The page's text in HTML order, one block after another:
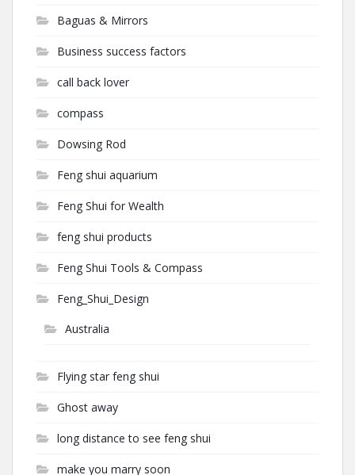
Baguas & Mirrors
Business success factors
call back lover
compass
Dowsing Rod
Feng shui aquarium
Feng Shui for Wealth
feng shui products
Feng Shui Tools & Compass
Feng_Shui_Design
Australia
Flying star feng shui
Ghost away
long distance to see feng shui
make you marry soon